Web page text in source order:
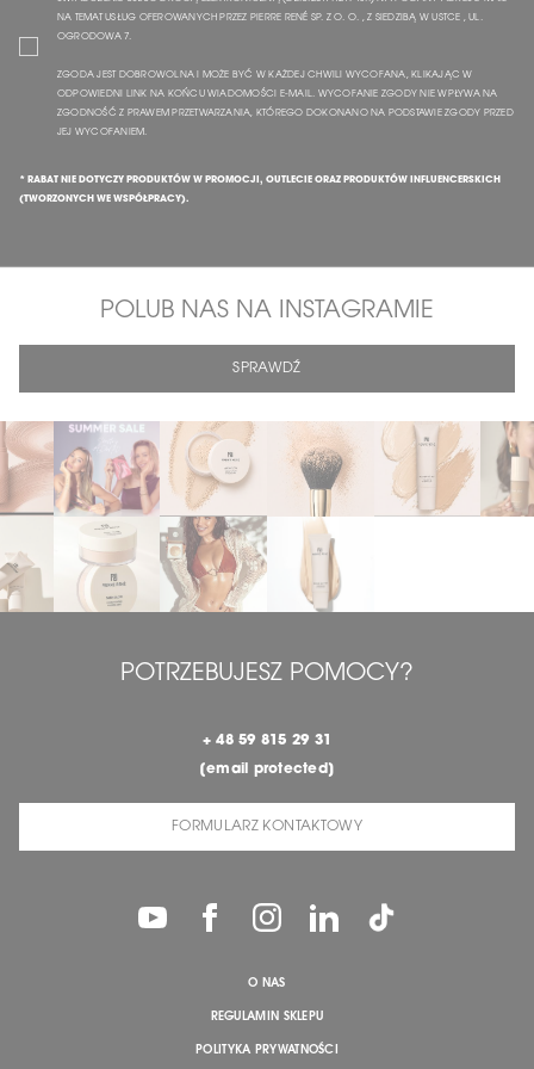
NA TEMAT USŁUG OFEROWANYCH PRZEZ PIERRE RENÉ SP. Z O. O. , Z SIEDZIBĄ W USTCE , UL.
OGRODOWA 7.
ZGODA JEST DOBROWOLNA I MOŻE BYĆ W KAŻDEJ CHWILI WYCOFANA, KLIKAJĄC W
ODPOWIEDNI LINK NA KOŃCU WIADOMOŚCI E-MAIL. WYCOFANIE ZGODY NIE WPŁYWA NA
ZGODNOŚĆ Z PRAWEM PRZETWARZANIA, KTÓREGO DOKONANO NA PODSTAWIE ZGODY PRZED
JEJ WYCOFANIEM.
* RABAT NIE DOTYCZY PRODUKTÓW W PROMOCJI, OUTLECIE ORAZ PRODUKTÓW INFLUENCERSKICH
(TWORZONYCH WE WSPÓŁPRACY).
POLUB NAS NA INSTAGRAMIE
SPRAWDŹ
POTRZEBUJESZ POMOCY?
+ 48 59 815 29 31
[email protected]
FORMULARZ KONTAKTOWY
O NAS
REGULAMIN SKLEPU
POLITYKA PRYWATNOŚCI